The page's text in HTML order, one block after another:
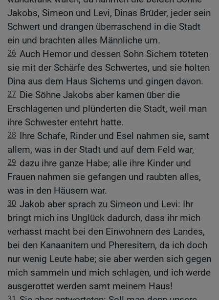
Jakobs, Simeon und Levi, Dinas Brüder, jeder sein
Schwert und drangen überraschend in die Stadt
ein und brachten alles Männliche um.
26 Auch Hemor und dessen Sohn Sichem töteten
sie mit der Schärfe des Schwertes, und sie holten
Dina aus dem Haus Sichems und gingen davon.
27 Die Söhne Jakobs aber kamen über die
Erschlagenen und plünderten die Stadt, weil man
ihre Schwester entehrt hatte.
28 Ihre Schafe, Rinder und Esel nahmen sie, samt
allem, was in der Stadt und auf dem Feld war,
29 dazu ihre ganze Habe; alle ihre Kinder und
Frauen nahmen sie gefangen und raubten alles,
was in den Häusern war.
30 Jakob aber sprach zu Simeon und Levi: Ihr
bringt mich ins Unglück dadurch, dass ihr mich
verhasst macht bei den Einwohnern des Landes,
bei den Kanaanitern und Pheresitern, da ich doch
nur wenig Leute habe; sie aber werden sich gegen
mich sammeln und mich schlagen, und ich werde
ausgerottet werden samt meinem Haus!